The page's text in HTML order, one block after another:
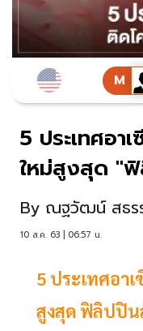
5 ประเทศอา
ใหม่สูงสุด "
By ณฐวัฒน์ สธร
10 ส.ค. 63 | 06:57 น.
5 ประเทศอา
สูงสุด ฟิลิปปิน